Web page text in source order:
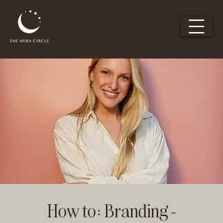
How to: Branding -